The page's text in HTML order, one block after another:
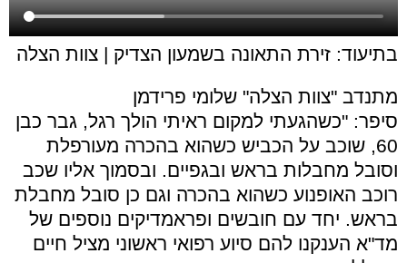
בתיעוד: זירת התאונה בשמעון הצדיק | צוות הצלה
מתנדב "צוות הצלה" שלומי פרידמן
סיפר: "כשהגעתי למקום ראיתי הולך רגל, גבר כבן
60, שוכב על הכביש כשהוא בהכרה מעורפלת
וסובל מחבלות בראש ובגפיים. ובסמוך אליו שכב
רוכב האופנוע כשהוא בהכרה וגם כן סובל מחבלת
בראש. יחד עם חובשים ופראמדיקים נוספים של
מד"א הענקנו להם סיוע רפואי ראשוני מציל חיים